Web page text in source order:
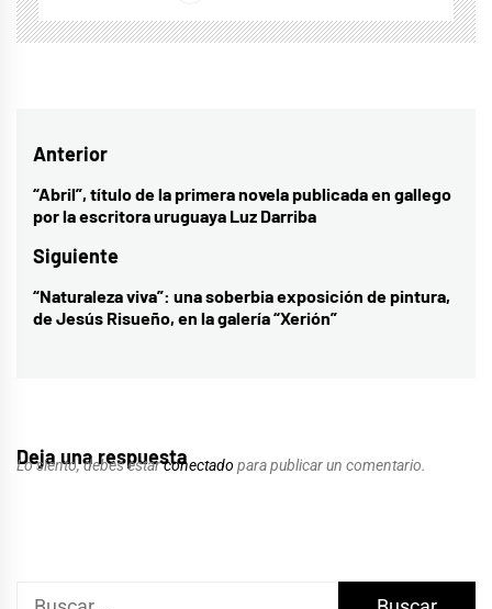
Navegación
de
entradas
Anterior
Entrada
anterior:
“Abril”, título de la primera novela publicada en gallego
por la escritora uruguaya Luz Darriba
Siguiente
Entrada
siguiente:
“Naturaleza viva”: una soberbia exposición de pintura,
de Jesús Risueño, en la galería “Xerión”
Deja una respuesta
Lo siento, debes estarconectado para publicar un comentario.
Buscar: